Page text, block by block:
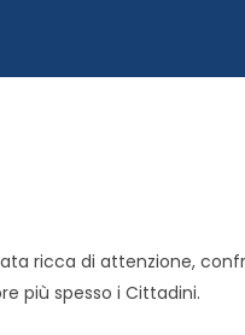
ricca di attenzione,
più spesso i Cittadini.